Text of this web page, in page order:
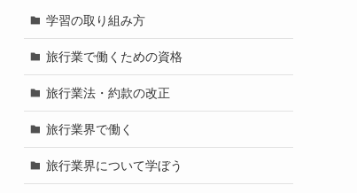
学習の取り組み方
旅行業で働くための資格
旅行業法・約款の改正
旅行業界で働く
旅行業界について学ぼう